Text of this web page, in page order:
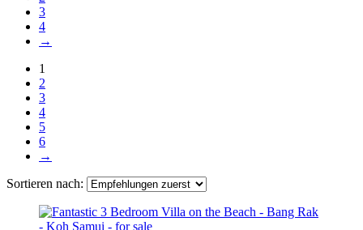
3
4
→
1
2
3
4
5
6
→
Sortieren nach: